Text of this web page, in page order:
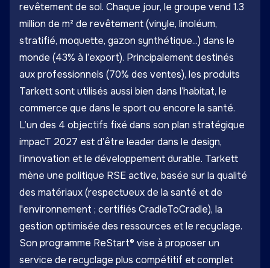
revêtement de sol. Chaque jour, le groupe vend 1.3
million de m² de revêtement (vinyle, linoléum,
stratifié, moquette, gazon synthétique...) dans le
monde (43% à l’export). Principalement destinés
aux professionnels (70% des ventes), les produits
Tarkett sont utilisés aussi bien dans l’habitat, le
commerce que dans le sport ou encore la santé.
L’un des 4 objectifs fixé dans son plan stratégique
impacT 2027 est d’être leader dans le design,
l’innovation et le développement durable. Tarkett
mène une politique RSE active, basée sur la qualité
des matériaux (respectueux de la santé et de
l'environnement ; certifiés CradleToCradle), la
gestion optimisée des ressources et le recyclage.
Son programme ReStart® vise à proposer un
service de recyclage plus compétitif et complet